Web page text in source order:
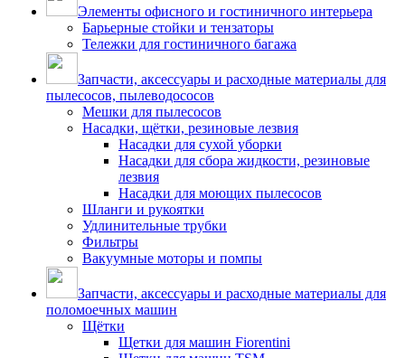
Элементы офисного и гостиничного интерьера
Барьерные стойки и тензаторы
Тележки для гостиничного багажа
Запчасти, аксессуары и расходные материалы для
пылесосов, пылеводососов
Мешки для пылесосов
Насадки, щётки, резиновые лезвия
Насадки для сухой уборки
Насадки для сбора жидкости, резиновые
лезвия
Насадки для моющих пылесосов
Шланги и рукоятки
Удлинительные трубки
Фильтры
Вакуумные моторы и помпы
Запчасти, аксессуары и расходные материалы для
поломоечных машин
Щётки
Щетки для машин Fiorentini